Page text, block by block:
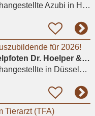
Azubi in Hürth, Hermülheim
für 2026!
Tierarztpraxis Düsselpfoten Dr. Hoelper & Dr. Wuchert GbR
in Düsseldorf
Tierarzt (TFA)